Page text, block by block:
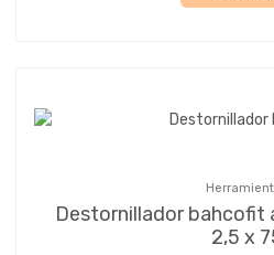
Destornillador bahcofit
2,5 x